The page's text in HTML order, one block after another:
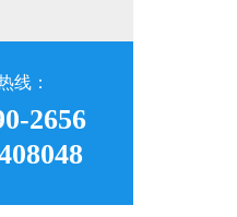
线：
2656